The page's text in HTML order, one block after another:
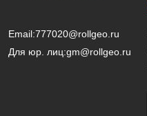
Email:777020@rollgeo.ru
Для юр. лиц:gm@rollgeo.ru